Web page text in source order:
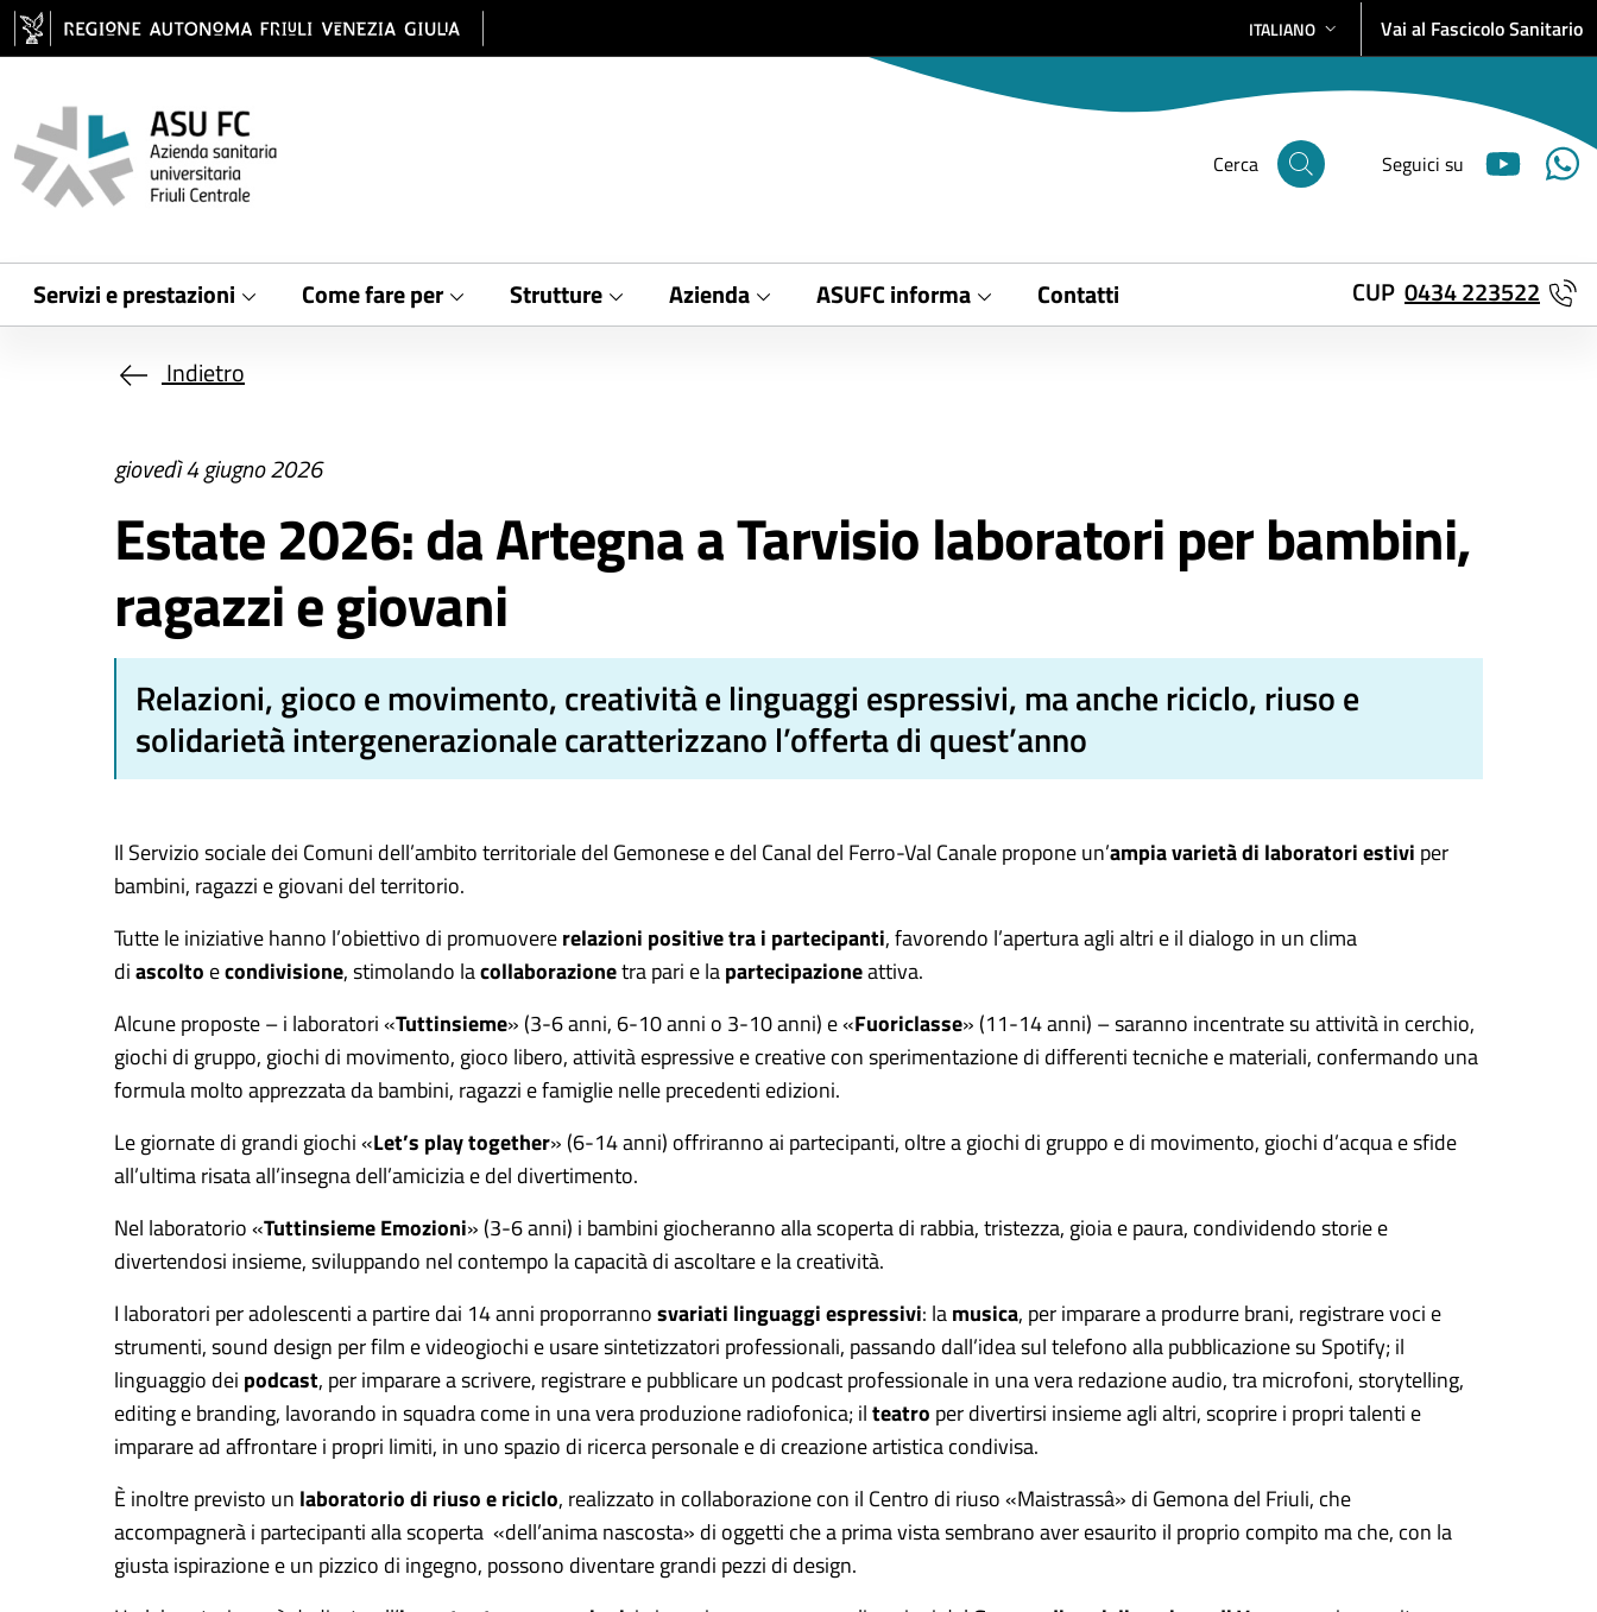
Salta al contenuto principale
SELEZIONE LINGUA: LINGUA SELEZIONATA
ITALIANO Vai al Fascicolo Sanitario
Cerca Seguici su
Servizi e prestazioni Come fare per Strutture Azienda ASUFC informa Contatti CUP 0434 223522
Indietro
giovedì 4 giugno 2026
Estate 2026: da Artegna a Tarvisio laboratori per bambini,
ragazzi e giovani
Relazioni, gioco e movimento, creatività e linguaggi espressivi, ma anche riciclo, riuso e
solidarietà intergenerazionale caratterizzano l’offerta di quest’anno
Il Servizio sociale dei Comuni dell’ambito territoriale del Gemonese e del Canal del Ferro-Val Canale propone un’ampia varietà di laboratori estivi per
bambini, ragazzi e giovani del territorio.
Tutte le iniziative hanno l’obiettivo di promuovererelazioni positive tra i partecipanti, favorendo l’apertura agli altri e il dialogo in un clima
diascolto econdivisione, stimolando lacollaborazionetra pari e lapartecipazioneattiva.
Alcune proposte – i laboratori «Tuttinsieme» (3-6 anni, 6-10 anni o 3-10 anni) e «Fuoriclasse» (11-14 anni) – saranno incentrate su attività in cerchio,
giochi di gruppo, giochi di movimento, gioco libero, attività espressive e creative con sperimentazione di differenti tecniche e materiali, confermando una
formula molto apprezzata da bambini, ragazzi e famiglie nelle precedenti edizioni.
Le giornate di grandi giochi «Let’s play together» (6-14 anni) offriranno ai partecipanti, oltre a giochi di gruppo e di movimento, giochi d’acqua e sfide
all’ultima risata all’insegna dell’amicizia e del divertimento.
Nel laboratorio «Tuttinsieme Emozioni» (3-6 anni) i bambini giocheranno alla scoperta di rabbia, tristezza, gioia e paura, condividendo storie e
divertendosi insieme, sviluppando nel contempo la capacità di ascoltare e la creatività.
I laboratori per adolescenti a partire dai 14 anni proporrannosvariati linguaggi espressivi: lamusica, per imparare a produrre brani, registrare voci e
strumenti, sound design per film e videogiochi e usare sintetizzatori professionali, passando dall’idea sul telefono alla pubblicazione su Spotify; il
linguaggio dei podcast, per imparare a scrivere, registrare e pubblicare un podcast professionale in una vera redazione audio, tra microfoni, storytelling,
editing e branding, lavorando in squadra come in una vera produzione radiofonica; ilteatro per divertirsi insieme agli altri, scoprire i propri talenti e
imparare ad affrontare i propri limiti, in uno spazio di ricerca personale e di creazione artistica condivisa.
È inoltre previsto un laboratorio di riuso e riciclo, realizzato in collaborazione con il Centro di riuso «Maistrassâ» di Gemona del Friuli, che
accompagnerà i partecipanti alla scoperta «dell’anima nascosta» di oggetti che a prima vista sembrano aver esaurito il proprio compito ma che, con la
giusta ispirazione e un pizzico di ingegno, possono diventare grandi pezzi di design.